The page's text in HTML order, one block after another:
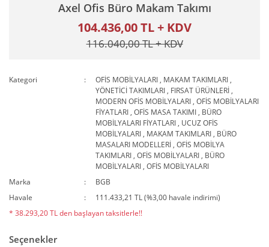
Axel Ofis Büro Makam Takımı
104.436,00 TL + KDV
116.040,00 TL + KDV
Kategori OFİS MOBİLYALARI , MAKAM TAKIMLARI ,
YÖNETİCİ TAKIMLARI , FIRSAT ÜRÜNLERİ ,
MODERN OFİS MOBİLYALARI ,OFİS MOBİLYALARI
FİYATLARI ,OFİS MASA TAKIMI , BÜRO
MOBİLYALARI FİYATLARI , UCUZ OFİS
MOBİLYALARI , MAKAM TAKIMLARI , BÜRO
MASALARI MODELLERİ ,OFİS MOBİLYA
TAKIMLARI ,OFİS MOBİLYALARI , BÜRO
MOBİLYALARI ,OFİS MOBİLYALARI
Marka
BGB
Havale
111.433,21 TL (%3,00 havale indirimi)
* 38.293,20 TL den başlayan taksitlerle!!
Seçenekler